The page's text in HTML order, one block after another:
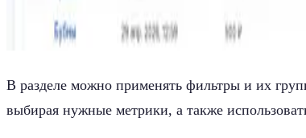
В разделе можно применять фильтры и их
выбирая нужные метрики, а также